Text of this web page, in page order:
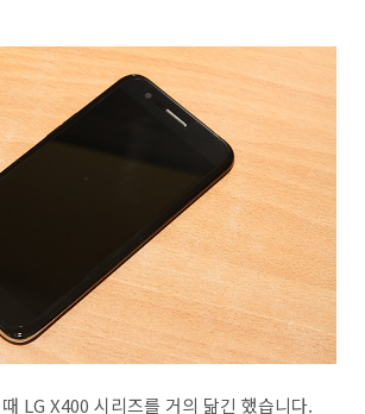
LG X400 시리즈를 거의 닮긴 했습니다.